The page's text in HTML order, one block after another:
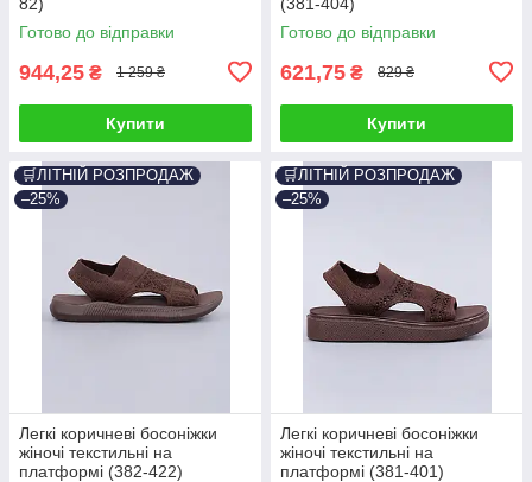
Готово до відправки
944,25 ₴ 1 259 ₴
Купити
Готово до відправки
621,75 ₴ 829 ₴
Купити
🛒ЛІТНІЙ РОЗПРОДАЖ
–25%
Легкі коричневі босоніжки
жіночі текстильні на
платформі (382-422)
🛒ЛІТНІЙ РОЗПРОДАЖ
–25%
Легкі коричневі босоніжки
жіночі текстильні на
платформі (381-401)